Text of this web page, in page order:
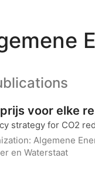
voor elke
strategy for CO2
Algemene
en Waterstaat